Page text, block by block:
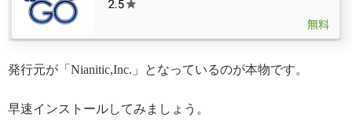
発行元が「Nianitic,Inc.」となっているのが本物です。
早速インストールしてみましょう。